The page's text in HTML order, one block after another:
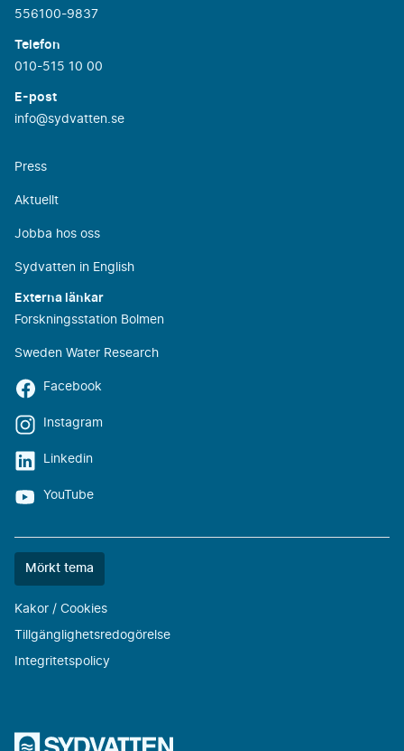
556100-9837
Telefon
010-515 10 00
E-post
info@sydvatten.se
Press
Aktuellt
Jobba hos oss
Sydvatten in English
Externa länkar
Forskningsstation Bolmen
Sweden Water Research
Facebook
Instagram
Linkedin
YouTube
Färgtemat
Mörkt tema
Kakor / Cookies
Tillgänglighetsredogörelse
Integritetspolicy